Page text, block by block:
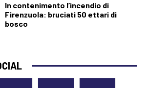
In contenimento l’incendio di
Firenzuola: bruciati 50 ettari di
bosco